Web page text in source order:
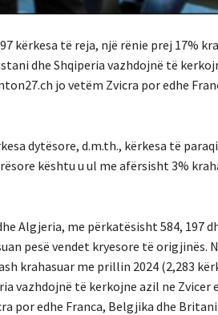
kërkesa të reja, një rënie prej 17%
dhe Shqiperia vazhdojnë të
jo vetëm Zvicra por edhe
dytësore, d.m.th., kërkesa të
kështu u ul me afërsisht 3%
Algjeria, me përkatësisht 584, 197
pesë vendet kryesore të origjinës.
krahasuar me prillin 2024 (2,283
vazhdojnë të kerkojne azil ne Zvicer
por edhe Franca, Belgjika dhe